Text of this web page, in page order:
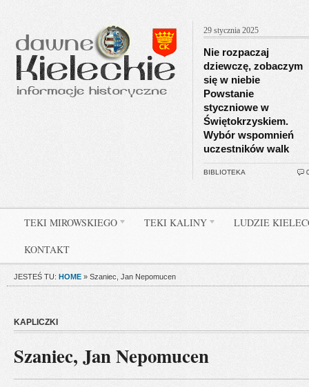
29 stycznia 2025
Nie rozpaczaj
dziewczę, zobaczym
się w niebie
Powstanie
styczniowe w
Świętokrzyskiem.
Wybór wspomnień
uczestników walk
BIBLIOTEKA
TEKI MIROWSKIEGO TEKI KALINY LUDZIE
KONTAKT
JESTEŚ TU: HOME » Szaniec, Jan Nepomucen
KAPLICZKI
Szaniec, Jan Nepomucen